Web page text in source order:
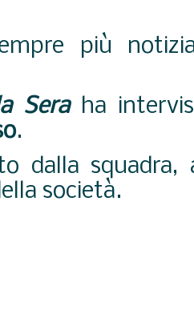
più
Seraha
.
dalla
società.